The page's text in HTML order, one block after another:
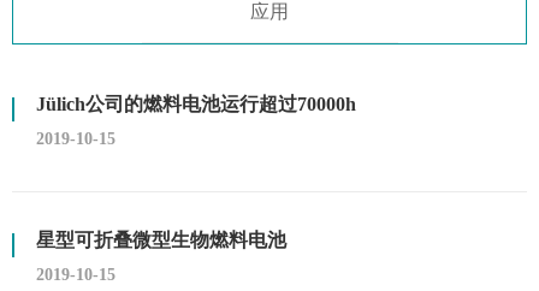
应用
Jülich公司的燃料电池运行超过70000h
2019-10-15
星型可折叠微型生物燃料电池
2019-10-15